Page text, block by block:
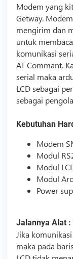
Modem yang
Getway.
mengirim dan
untuk
komunikasi
AT Commant.
serial maka
LCD sebagai
sebagai
Kebutuhan
Modem
Modul
Modul
Modul
Power
Jalannya Alat :
Jika
maka pada